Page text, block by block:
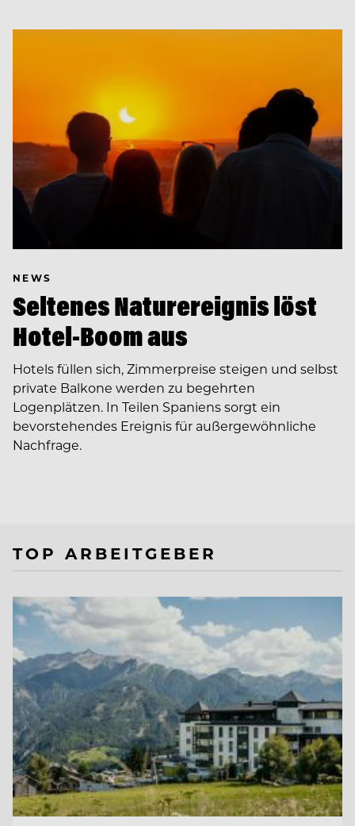
NEWS
Seltenes Naturereignis löst
Hotel-Boom aus
Hotels füllen sich, Zimmerpreise steigen und selbst
private Balkone werden zu begehrten
Logenplätzen. In Teilen Spaniens sorgt ein
bevorstehendes Ereignis für außergewöhnliche
Nachfrage.
TOP ARBEITGEBER